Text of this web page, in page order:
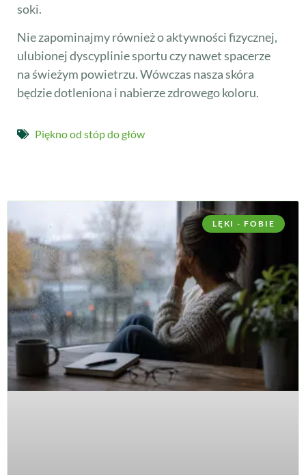
soki.
Nie zapominajmy również o aktywności fizycznej,
ulubionej dyscyplinie sportu czy nawet spacerze
na świeżym powietrzu. Wówczas nasza skóra
będzie dotleniona i nabierze zdrowego koloru.
Piękno od stóp do głów
LĘKI - FOBIE